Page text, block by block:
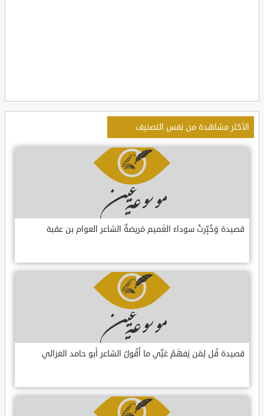
الأكثر مشاهدة من نفس التصنيف
قصيدة وَخُبِّرتُ سوداءَ الغَميم مَريضةٌ الشاعر العوام بن عقبة
قصيدة قُل لِمَن يَفهَمُ عَنِّي ما أَقُولُ الشاعر أبو حامد الغزالي